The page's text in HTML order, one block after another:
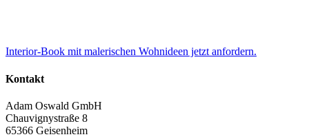
Interior-Book mit malerischen Wohnideen jetzt anfordern.
Kontakt
Adam Oswald GmbH
Chauvignystraße 8
65366 Geisenheim